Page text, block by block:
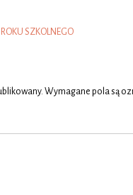
SZKOLNEGO
Wymagane pola są